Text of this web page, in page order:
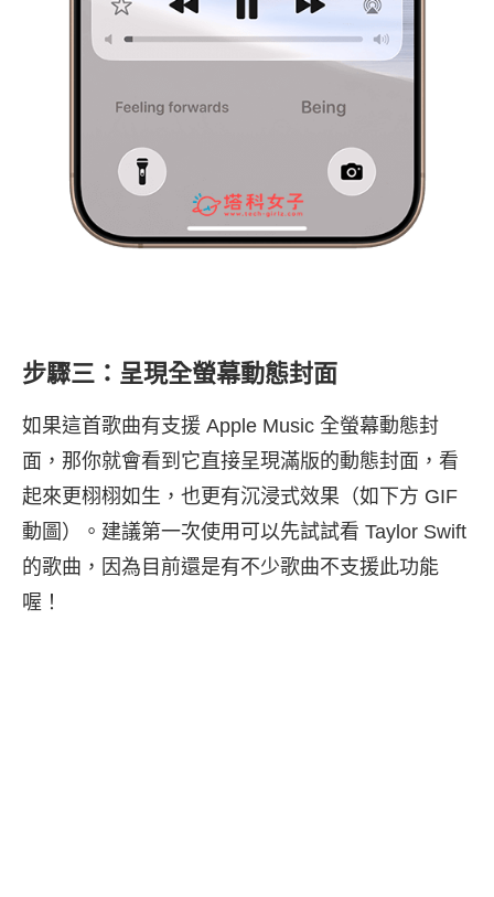
步驟三：呈現全螢幕動態封面
如果這首歌曲有支援 Apple Music 全螢幕動態封
面，那你就會看到它直接呈現滿版的動態封面，看
起來更栩栩如生，也更有沉浸式效果（如下方 GIF
動圖）。建議第一次使用可以先試試看 Taylor Swift
的歌曲，因為目前還是有不少歌曲不支援此功能
喔！